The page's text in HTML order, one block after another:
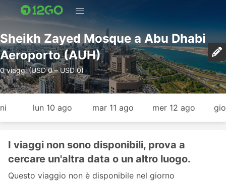
Sheikh Zayed Mosque a Abu Dhabi
Aeroporto (AUH)
0 viaggi (USD 0 – USD 0)
lun 10 ago mar 11 ago mer 12 ago
I viaggi non sono disponibili, prova a
cercare un'altra data o un altro luogo.
Questo viaggio non è disponibile nel giorno